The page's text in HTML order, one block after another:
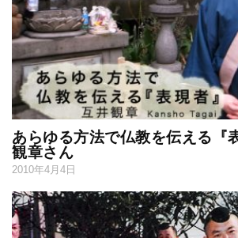
あらゆる方法で仏教を伝える『
観章さん
2010年4月4日